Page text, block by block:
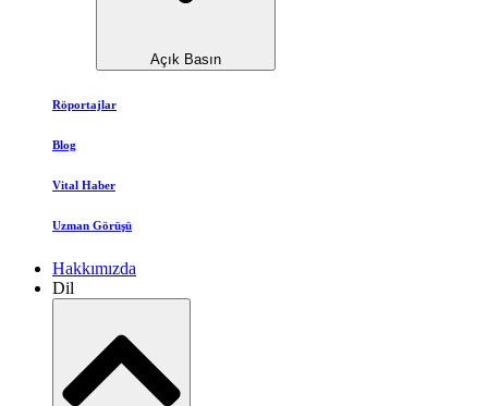
Açık Basın
Röportajlar
Blog
Vital Haber
Uzman Görüşü
Hakkımızda
Dil